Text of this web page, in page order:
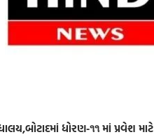
ધોરણ-૧૧ માં પ્રવેશ